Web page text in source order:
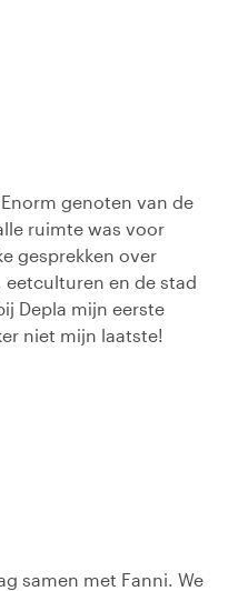
genoten van de
ruimte was voor
gesprekken over
en de stad
Depla mijn eerste
niet mijn laatste!
samen met Fanni. We